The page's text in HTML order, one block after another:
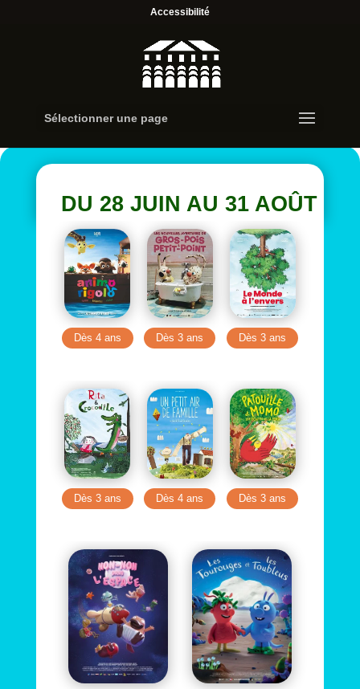
Accessibilité
Sélectionner une page
DU 28 JUIN AU 31 AOÛT
Dès 4 ans Dès 3 ans Dès 3 ans
Dès 3 ans Dès 4 ans Dès 3 ans